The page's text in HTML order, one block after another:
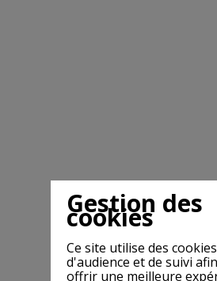
Gestion des
cookies
Ce site utilise des
d'audience et de suivi
offrir une meilleure